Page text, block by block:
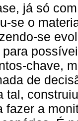
já só
se o
se
chave,
de
tal,
fazer a